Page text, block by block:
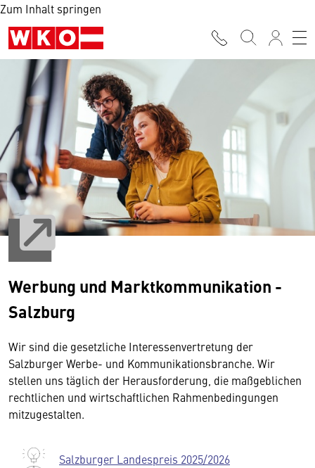
Zum Inhalt springen
Werbung und Marktkommunikation -
Salzburg
Wir sind die gesetzliche Interessenvertretung der
Salzburger Werbe- und Kommunikationsbranche. Wir
stellen uns täglich der Herausforderung, die maßgeblichen
rechtlichen und wirtschaftlichen Rahmenbedingungen
mitzugestalten.
Salzburger Landespreis 2025/2026